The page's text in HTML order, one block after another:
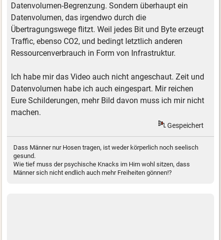
Datenvolumen-Begrenzung. Sondern überhaupt ein
Datenvolumen, das irgendwo durch die
Übertragungswege flitzt. Weil jedes Bit und Byte erzeugt
Traffic, ebenso CO2, und bedingt letztlich anderen
Ressourcenverbrauch in Form von Infrastruktur.
Ich habe mir das Video auch nicht angeschaut. Zeit und
Datenvolumen habe ich auch eingespart. Mir reichen
Eure Schilderungen, mehr Bild davon muss ich mir nicht
machen.
Gespeichert
Dass Männer nur Hosen tragen, ist weder körperlich noch seelisch
gesund.
Wie tief muss der psychische Knacks im Hirn wohl sitzen, dass
Männer sich nicht endlich auch mehr Freiheiten gönnen!?